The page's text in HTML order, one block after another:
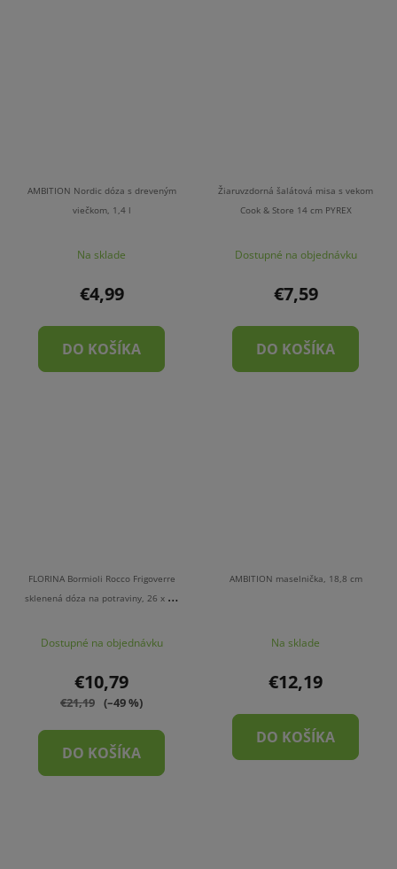
AMBITION Nordic dóza s dreveným
viečkom, 1,4 l
Na sklade
€4,99
DO KOŠÍKA
Žiaruvzdorná šalátová misa s vekom
Cook & Store 14 cm PYREX
Dostupné na objednávku
€7,59
DO KOŠÍKA
FLORINA Bormioli Rocco Frigoverre
sklenená dóza na potraviny, 26 x 21
Dostupné na objednávku
€10,79
€21,19 (–49 %)
DO KOŠÍKA
AMBITION maselnička, 18,8 cm
Na sklade
€12,19
DO KOŠÍKA